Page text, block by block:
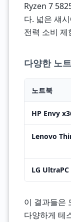
Ryzen 7
다. 넓은 섀
전력 소비
다양한 노
노트북
HP Envy
Lenovo
LG UltraPC
이 결과들은
다양하게 테